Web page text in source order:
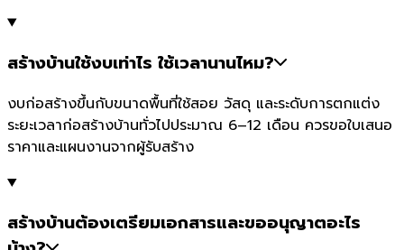
สร้างบ้านใช้งบเท่าไร ใช้เวลานานไหม?
งบก่อสร้างขึ้นกับขนาดพื้นที่ใช้สอย วัสดุ และระดับการตกแต่ง
ระยะเวลาก่อสร้างบ้านทั่วไปประมาณ 6–12 เดือน ควรขอใบเสนอ
ราคาและแผนงานจากผู้รับสร้าง
สร้างบ้านต้องเตรียมเอกสารและขออนุญาตอะไร